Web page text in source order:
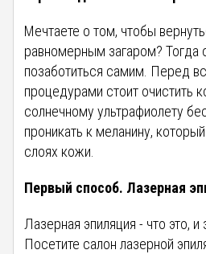
Мечтаете о том, чтобы
равномерным загаром? Тогда
позаботиться самим. Перед
процедурами стоит очистить
солнечному ультрафиолету
проникать к меланину,
слоях кожи.
Первый способ. Лазерная
Лазерная эпиляция - что это,
Посетите салон лазерной